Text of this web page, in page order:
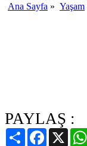
Ana Sayfa » Yaşam
PAYLAŞ :
PaylaşFacebook
X